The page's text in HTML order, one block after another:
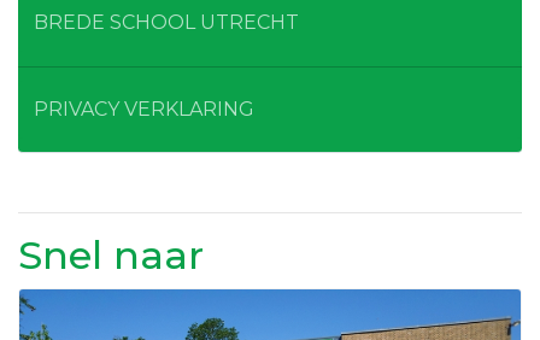
BREDE SCHOOL UTRECHT
PRIVACY VERKLARING
Snel naar